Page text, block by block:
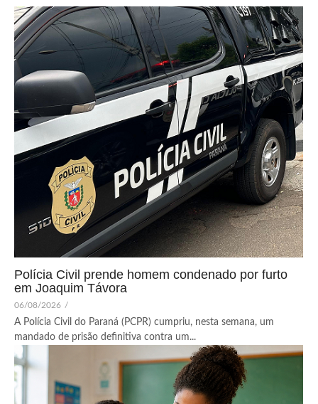
Polícia Civil prende homem condenado por furto
em Joaquim Távora
06/08/2026 /
A Polícia Civil do Paraná (PCPR) cumpriu, nesta semana, um
mandado de prisão definitiva contra um...